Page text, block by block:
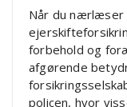
Når du nærlæser
forbehold og
afgørende
policen, hvor